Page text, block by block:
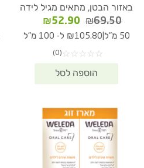
באזור הבטן, מתאים מגיל לידה
₪69.50
המחיר
המקורי
₪69.50.
₪52.90
המחיר
הנוכחי
50 מ"ל ₪105.80 ל- 100 מ"ל
☆
☆
☆
☆
☆
(0)